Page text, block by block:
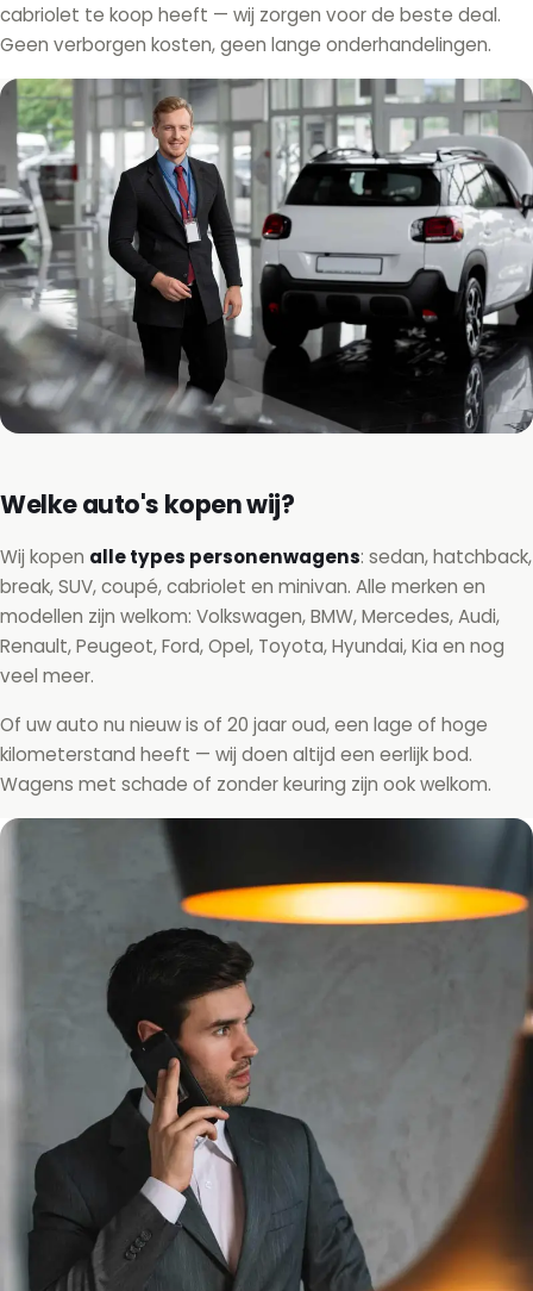
cabriolet te koop heeft — wij zorgen voor de beste deal.
Geen verborgen kosten, geen lange onderhandelingen.
Welke auto's kopen wij?
Wij kopen alle types personenwagens: sedan, hatchback,
break, SUV, coupé, cabriolet en minivan. Alle merken en
modellen zijn welkom: Volkswagen, BMW, Mercedes, Audi,
Renault, Peugeot, Ford, Opel, Toyota, Hyundai, Kia en nog
veel meer.
Of uw auto nu nieuw is of 20 jaar oud, een lage of hoge
kilometerstand heeft — wij doen altijd een eerlijk bod.
Wagens met schade of zonder keuring zijn ook welkom.